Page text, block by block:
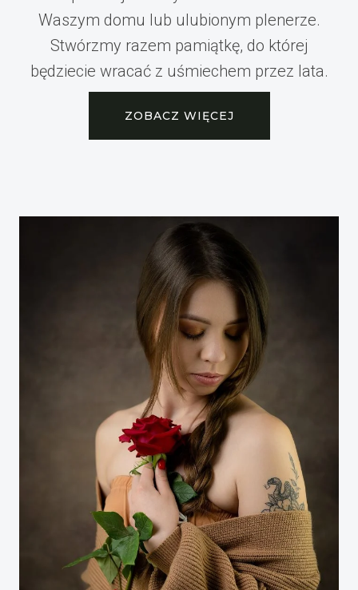
Waszym domu lub ulubionym plenerze.
Stwórzmy razem pamiątkę, do której
będziecie wracać z uśmiechem przez lata.
ZOBACZ WIĘCEJ